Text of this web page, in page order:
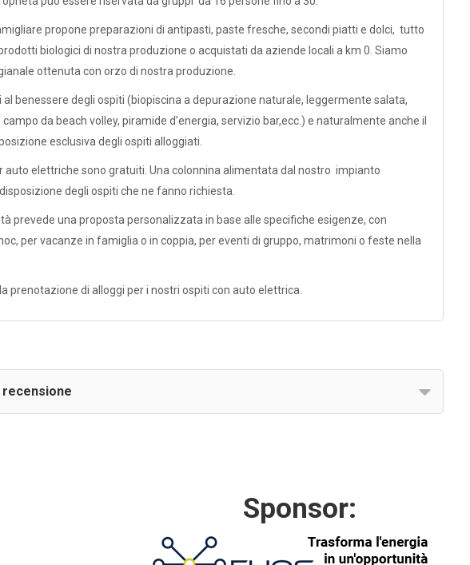
propone preparazioni di antipasti, paste fresche, secondi piatti e dolci, tutto
biologici di nostra produzione o acquistati da aziende locali a km 0. Siamo
ottenuta con orzo di nostra produzione.
benessere degli ospiti (biopiscina a depurazione naturale, leggermente salata,
da beach volley, piramide d’energia, servizio bar,ecc.) e naturalmente anche il
esclusiva degli ospiti alloggiati.
auto elettriche sono gratuiti. Una colonnina alimentata dal nostro impianto
degli ospiti che ne fanno richiesta.
prevede una proposta personalizzata in base alle specifiche esigenze, con
per vacanze in famiglia o in coppia, per eventi di gruppo, matrimoni o feste nella
prenotazione di alloggi per i nostri ospiti con auto elettrica.
recensione
Sponsor: